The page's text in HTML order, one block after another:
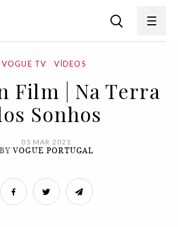
VOGUE TV VÍDEOS
Film | Na Terra
Sonhos
05 MAR 2021
BYVOGUE PORTUGAL